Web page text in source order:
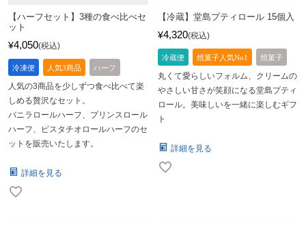
【ハーフセット】3種の食べ比べセ
ット
¥4,050 税込
冷凍便 人気3商品 ハーフ
人気の3商品を少しずつ食べ比べて楽
しめる贅沢なセット。
バニラロールハーフ、プリンスロール
ハーフ、ピスタチオロールハーフのセ
ットを販売いたします。
詳細を見る
【冷蔵】堂島プティロール 15個入
¥4,320 税込
冷蔵便 焼菓子人気No1 焼菓子
丸くて愛らしいフォルム、クリームの
やさしい甘さが笑顔になる堂島プティ
ロール。美味しいを一緒に楽しむギフ
ト
詳細を見る